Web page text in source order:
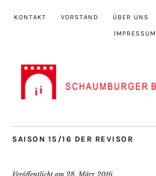
KONTAKT VORSTAND ÜBER UNS
IMPRESSUM
SAISON 15/16 DER REVISOR
Veröffentlicht am 28. März 2016